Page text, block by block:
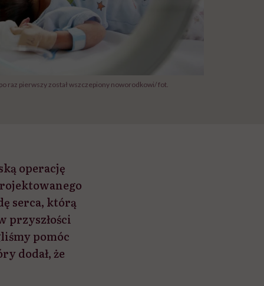
raz pierwszy został wszczepiony noworodkowi/ fot.
operację
serca, którą
przyszłości
pomóc
dodał, że